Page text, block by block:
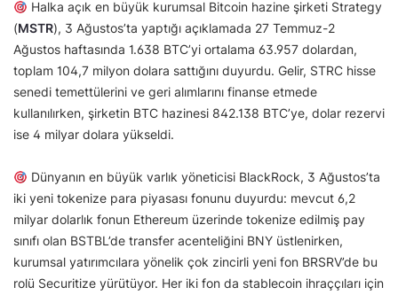
Halka açık en büyük kurumsal Bitcoin hazine şirketi Strategy
(MSTR), 3 Ağustos’ta yaptığı açıklamada 27 Temmuz-2
Ağustos haftasında 1.638 BTC’yi ortalama 63.957 dolardan,
toplam 104,7 milyon dolara sattığını duyurdu. Gelir, STRC hisse
senedi temettülerini ve geri alımlarını finanse etmede
kullanılırken, şirketin BTC hazinesi 842.138 BTC’ye, dolar rezervi
ise 4 milyar dolara yükseldi.
Dünyanın en büyük varlık yöneticisi BlackRock, 3 Ağustos’ta
iki yeni tokenize para piyasası fonunu duyurdu: mevcut 6,2
milyar dolarlık fonun Ethereum üzerinde tokenize edilmiş pay
sınıfı olan BSTBL’de transfer acenteliğini BNY üstlenirken,
kurumsal yatırımcılara yönelik çok zincirli yeni fon BRSRV’de bu
rolü Securitize yürütüyor. Her iki fon da stablecoin ihraççıları için